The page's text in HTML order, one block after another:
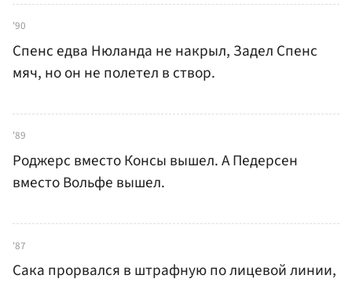
'90
Спенс едва Нюланда не накрыл, Задел Спенс
мяч, но он не полетел в створ.
'89
Роджерс вместо Консы вышел. А Педерсен
вместо Вольфе вышел.
'87
Сака прорвался в штрафную по лицевой линии,